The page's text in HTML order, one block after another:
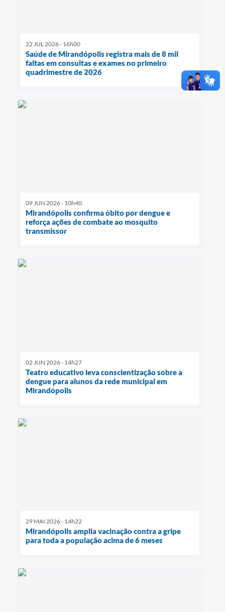
22 JUL 2026 - 16h00
Saúde de Mirandópolis registra mais de 8 mil
faltas em consultas e exames no primeiro
quadrimestre de 2026
09 JUN 2026 - 10h40
Mirandópolis confirma óbito por dengue e
reforça ações de combate ao mosquito
transmissor
02 JUN 2026 - 14h27
Teatro educativo leva conscientização sobre a
dengue para alunos da rede municipal em
Mirandópolis
29 MAI 2026 - 14h22
Mirandópolis amplia vacinação contra a gripe
para toda a população acima de 6 meses